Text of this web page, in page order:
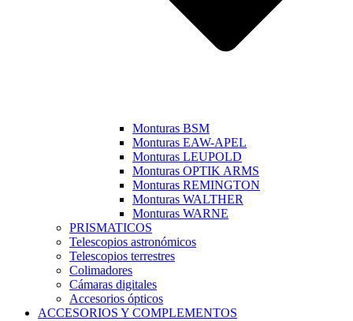
Monturas BSM
Monturas EAW-APEL
Monturas LEUPOLD
Monturas OPTIK ARMS
Monturas REMINGTON
Monturas WALTHER
Monturas WARNE
PRISMATICOS
Telescopios astronómicos
Telescopios terrestres
Colimadores
Cámaras digitales
Accesorios ópticos
ACCESORIOS Y COMPLEMENTOS